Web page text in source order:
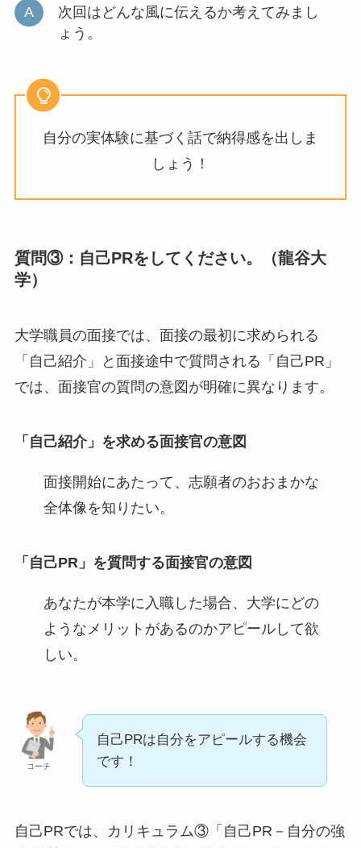
次回はどんな風に伝えるか考えてみまし
ょう。
自分の実体験に基づく話で納得感を出しま
しょう！
質問③：自己PRをしてください。（龍谷大
学）
大学職員の面接では、面接の最初に求められる
「自己紹介」と面接途中で質問される「自己PR」
では、面接官の質問の意図が明確に異なります。
「自己紹介」を求める面接官の意図
面接開始にあたって、志願者のおおまかな
全体像を知りたい。
「自己PR」を質問する面接官の意図
あなたが本学に入職した場合、大学にどの
ようなメリットがあるのかアピールして欲
しい。
コーチ
自己PRは自分をアピールする機会
です！
自己PRでは、カリキュラム③「自己PR－自分の強